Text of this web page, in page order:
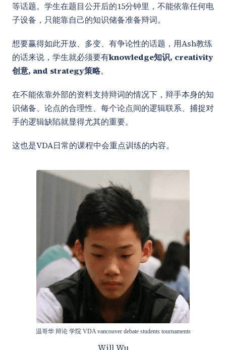
等话题。学生在题目公开后的15分钟里，不能依靠任何电
子设备，只能靠自己的知识储备准备辩词。
想要赢得如此开放、多变、有争论性的话题，用Ash教练
的话来说，学生就必须要有knowledge知识, creativity
创意, and strategy策略。
在不能依靠外部的资料支持辩词的情况下，辩手本身的知
识储备、论点的合理性、每个论点间的逻辑联系、捕捉对
手的逻辑缺陷就显得尤其的重要。
这也是VDA日常的课程中会重点训练的内容。
温哥华 辩论 学院 VDA vancouver debate students tournaments
Will Wu